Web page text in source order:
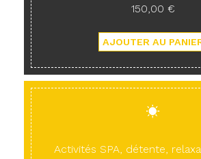
150,00 €
Activités SPA, détente,